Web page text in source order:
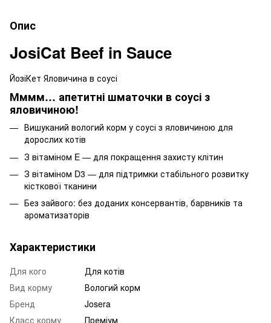
Опис
JosiCat Beef in Sauce
ЙозіКет Яловичина в соусі
Мммм… апетитні шматочки в соусі з
яловичиною!
Вишуканий вологий корм у соусі з яловичиною для
дорослих котів
З вітаміном E — для покращення захисту клітин
З вітаміном D3 — для підтримки стабільного розвитку
кісткової тканини
Без зайвого: без доданих консервантів, барвників та
ароматизаторів
Характеристики
Для кого
Для котів
Вид корму
Вологий корм
Бренд
Josera
Класс корму
Преміум